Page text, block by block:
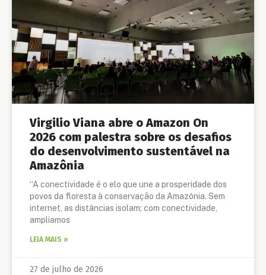
Virgilio Viana abre o Amazon On
2026 com palestra sobre os desafios
do desenvolvimento sustentável na
Amazônia
“A conectividade é o elo que une a prosperidade dos
povos da floresta à conservação da Amazônia. Sem
internet, as distâncias isolam; com conectividade,
ampliamos
LEIA MAIS »
27 de julho de 2026